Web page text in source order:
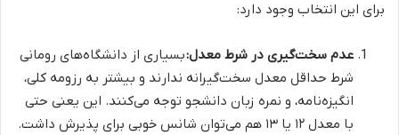
برای این انتخاب وجود دارد:
عدم سخت‌گیری در شرط معدل:بسیاری از دانشگاه‌های رومانی
شرط حداقل معدل سخت‌گیرانه ندارند و بیشتر به رزومه کلی،
انگیزه‌نامه، و نمره زبان دانشجو توجه می‌کنند. این یعنی حتی
با معدل ۱۲ یا ۱۳ هم می‌توان شانس خوبی برای پذیرش داشت.